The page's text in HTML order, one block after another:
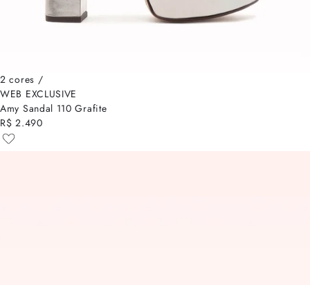
2 cores /
WEB EXCLUSIVE
Amy Sandal 110 Grafite
R$ 2.490